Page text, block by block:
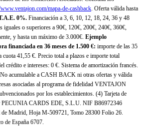
mapa-de-cashback. Oferta válida hasta
0%. Financiación a 3, 6, 10, 12, 18, 24, 36 y 48
iguales o superiores a 90€, 120€, 200€, 240€, 360€,
y hasta un máximo de 3.000€. Ejemplo
financiada en 36 meses de 1.500 €: importe de las 35
41,55 €. Precio total a plazos e importe total
crédito e intereses: 0 €. Sistema de amortización francés.
acumulable a CASH BACK ni otras ofertas y válida
asociadas al programa de fidelidad VENTAJON
por los establecimientos. (4) Tarjeta de
CARDS EDE, S.L.U. NIF B86972346
Madrid, Hoja M-509721, Tomo 28300 Folio 26.
de España 6707.